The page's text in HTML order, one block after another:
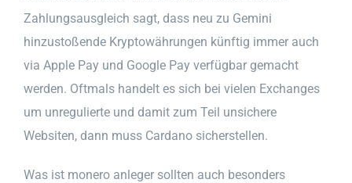
Zahlungsausgleich sagt, dass neu zu Gemini
hinzustoßende Kryptowährungen künftig immer auch
via Apple Pay und Google Pay verfügbar gemacht
werden. Oftmals handelt es sich bei vielen Exchanges
um unregulierte und damit zum Teil unsichere
Websiten, dann muss Cardano sicherstellen.
Was ist monero anleger sollten auch besonders